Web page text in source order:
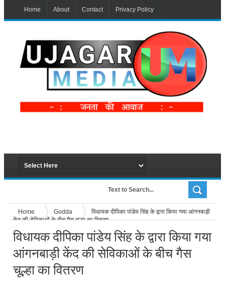
Home About Contact Privacy Policy
Home Godda
विधायक दीपिका पांडेय सिंह के द्वारा किया गया आंगनबाड़ी
केंद की सेविकाओं के बीच गैस चूल्हा का वितरण
विधायक दीपिका पांडेय सिंह के द्वारा किया गया
आंगनबाड़ी केंद की सेविकाओं के बीच गैस
चूल्हा का वितरण